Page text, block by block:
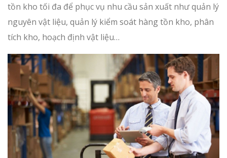
tồn kho tối đa để phục vụ nhu cầu sản xuất như quản lý
nguyên vật liệu, quản lý kiểm soát hàng tồn kho, phân
tích kho, hoạch định vật liệu…